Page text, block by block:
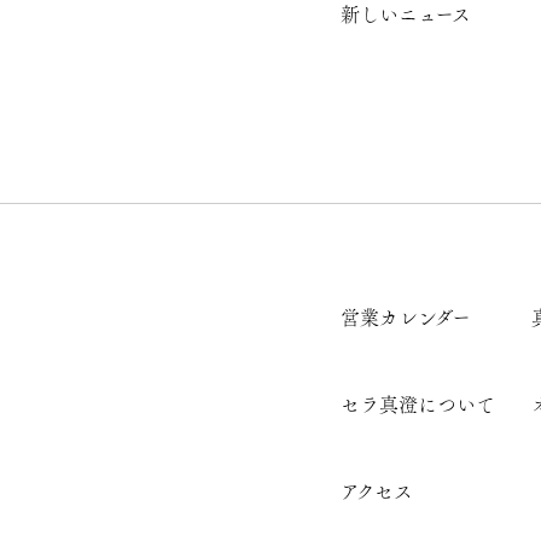
新しいニュース
営業カレンダー
セラ真澄について
アクセス